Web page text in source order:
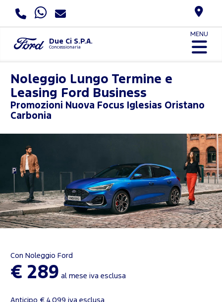
Due Ci S.P.A.
Concessionaria
MENU
Noleggio Lungo Termine e
Leasing Ford Business
Promozioni Nuova Focus Iglesias Oristano
Carbonia
Con Noleggio Ford
€ 289 al mese iva esclusa
Anticipo € 4.099 iva esclusa